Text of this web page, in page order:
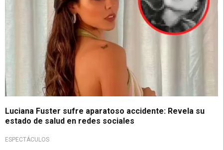
Luciana Fuster sufre aparatoso accidente: Revela su
estado de salud en redes sociales
ESPECTÁCULOS